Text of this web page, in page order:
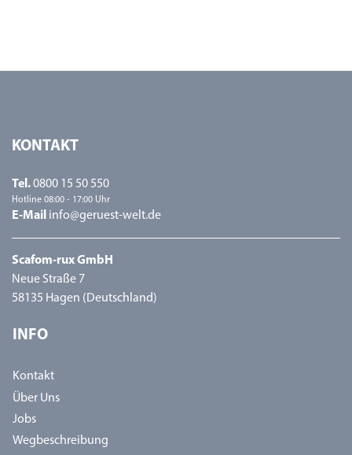
KONTAKT
Tel.0800 15 50 550
Hotline 08:00 - 17:00 Uhr
E-Mail info@geruest-welt.de
Scafom-rux GmbH
Neue Straße 7
58135 Hagen (Deutschland)
INFO
Kontakt
Über Uns
Jobs
Wegbeschreibung